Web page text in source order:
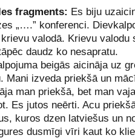
fragments: Es biju
„….” konferenci.
valodā. Krievu valodu
daudz ko nesapratu.
beigās aicināja uz
Mani izveda priekšā un
man priekšā, bet man
Es jutos neērti. Acu
kuros dzen latviešus un
dusmīgi vīri kaut ko